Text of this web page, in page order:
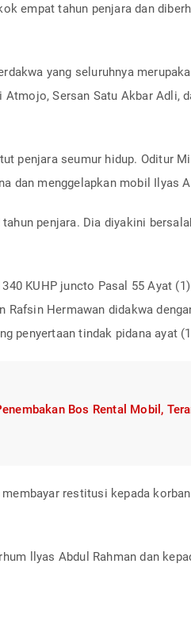
empat tahun penjara dan
yang seluruhnya
Sersan Satu Akbar Adli,
penjara seumur hidup. Oditur
dan menggelapkan mobil Ilyas
penjara. Dia diyakini
KUHP juncto Pasal 55 Ayat
Rafsin Hermawan didakwa
penyertaan tindak pidana ayat
Bos Rental Mobil,
restitusi kepada
llyas Abdul Rahman dan